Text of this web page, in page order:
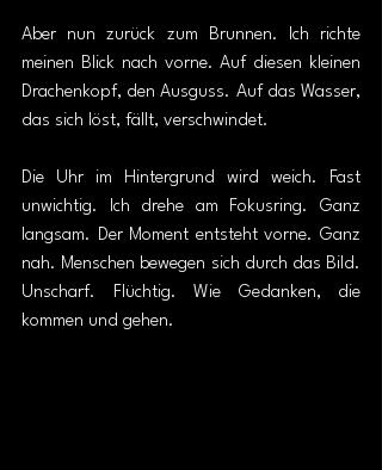
Aber nun zurück zum Brunnen. Ich richte
meinen Blick nach vorne. Auf diesen kleinen
Drachenkopf, den Ausguss. Auf das Wasser,
das sich löst, fällt, verschwindet.
Die Uhr im Hintergrund wird weich. Fast
unwichtig. Ich drehe am Fokusring. Ganz
langsam. Der Moment entsteht vorne. Ganz
nah. Menschen bewegen sich durch das Bild.
Unscharf. Flüchtig. Wie Gedanken, die
kommen und gehen.